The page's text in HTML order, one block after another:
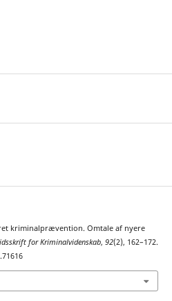
kriminalprævention. Omtale af nyere
for Kriminalvidenskab, 92(2), 162–172.